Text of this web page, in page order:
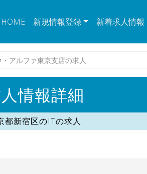
HOME 新規情報登録 新着求人情報
アルファ東京支店の求人
情報詳細
都新宿区のITの求人